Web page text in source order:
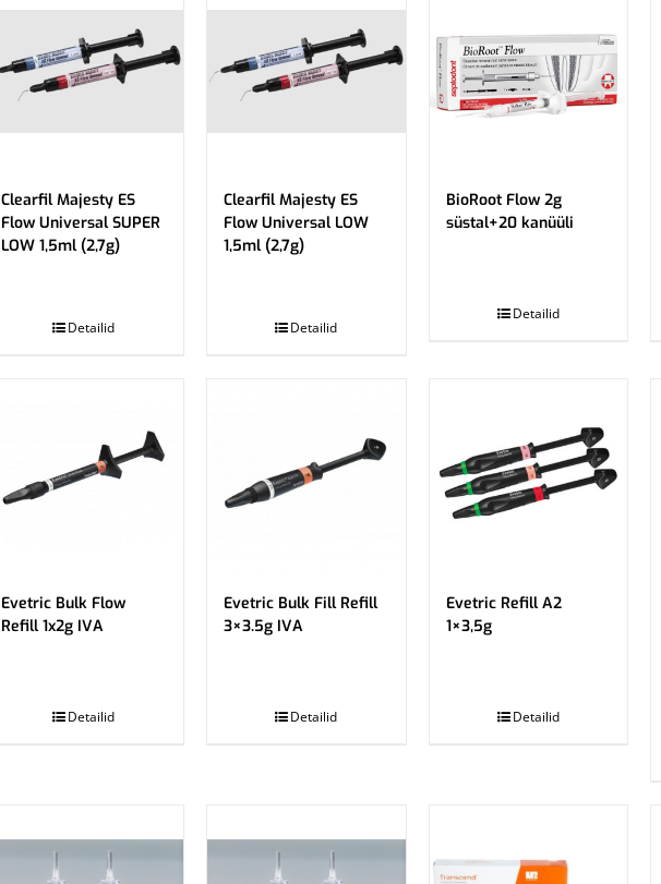
Clearfil Majesty ES
Flow Universal SUPER
LOW 1,5ml (2,7g)
Detailid
Clearfil Majesty ES
Flow Universal LOW
1,5ml (2,7g)
Detailid
BioRoot Flow 2g
süstal+20 kanüüli
Detailid
Evetric Bulk Flow
Refill 1x2g IVA
Detailid
Evetric Bulk Fill Refill
3×3.5g IVA
Detailid
Evetric Refill A2
1×3,5g
Detailid